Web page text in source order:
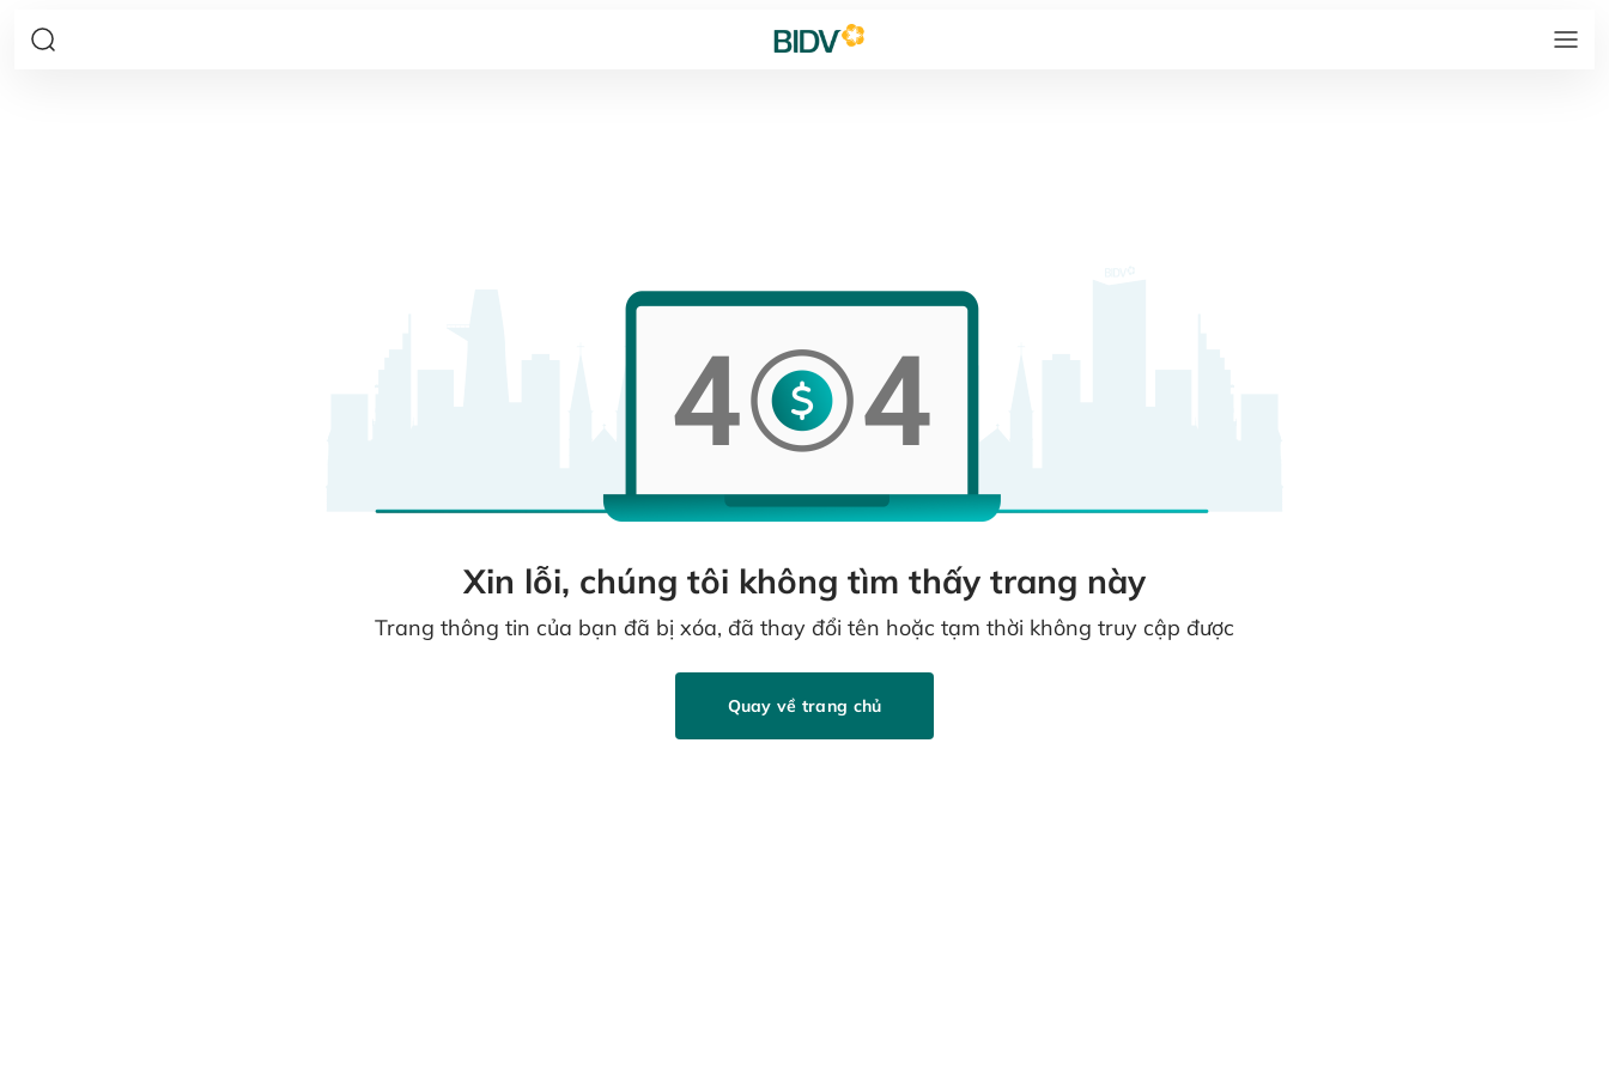
Xin lỗi, chúng tôi không tìm thấy trang này
Trang thông tin của bạn đã bị xóa, đã thay đổi tên hoặc tạm thời không truy cập được
Quay về trang chủ